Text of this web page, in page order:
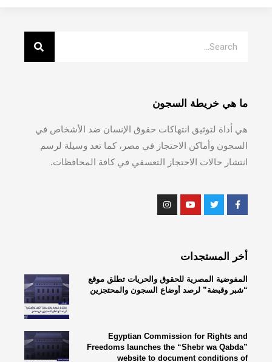
ما هي خريطة السجون
هي أداة لتوثيق انتهاكات حقوق الإنسان ضد الأشخاص في
السجون وأماكن الاحتجاز في مصر، كما تعد وسيلة لرسم
انتشار حالات الاحتجاز التعسفي في كافة المحافظات.
أخر المستجدات
المفوضية المصرية للحقوق والحريات تطلق موقع
“شبر وقبضة” لرصد أوضاع السجون والمحتجزين
Egyptian Commission for Rights and
Freedoms launches the “Shebr wa Qabda”
website to document conditions of